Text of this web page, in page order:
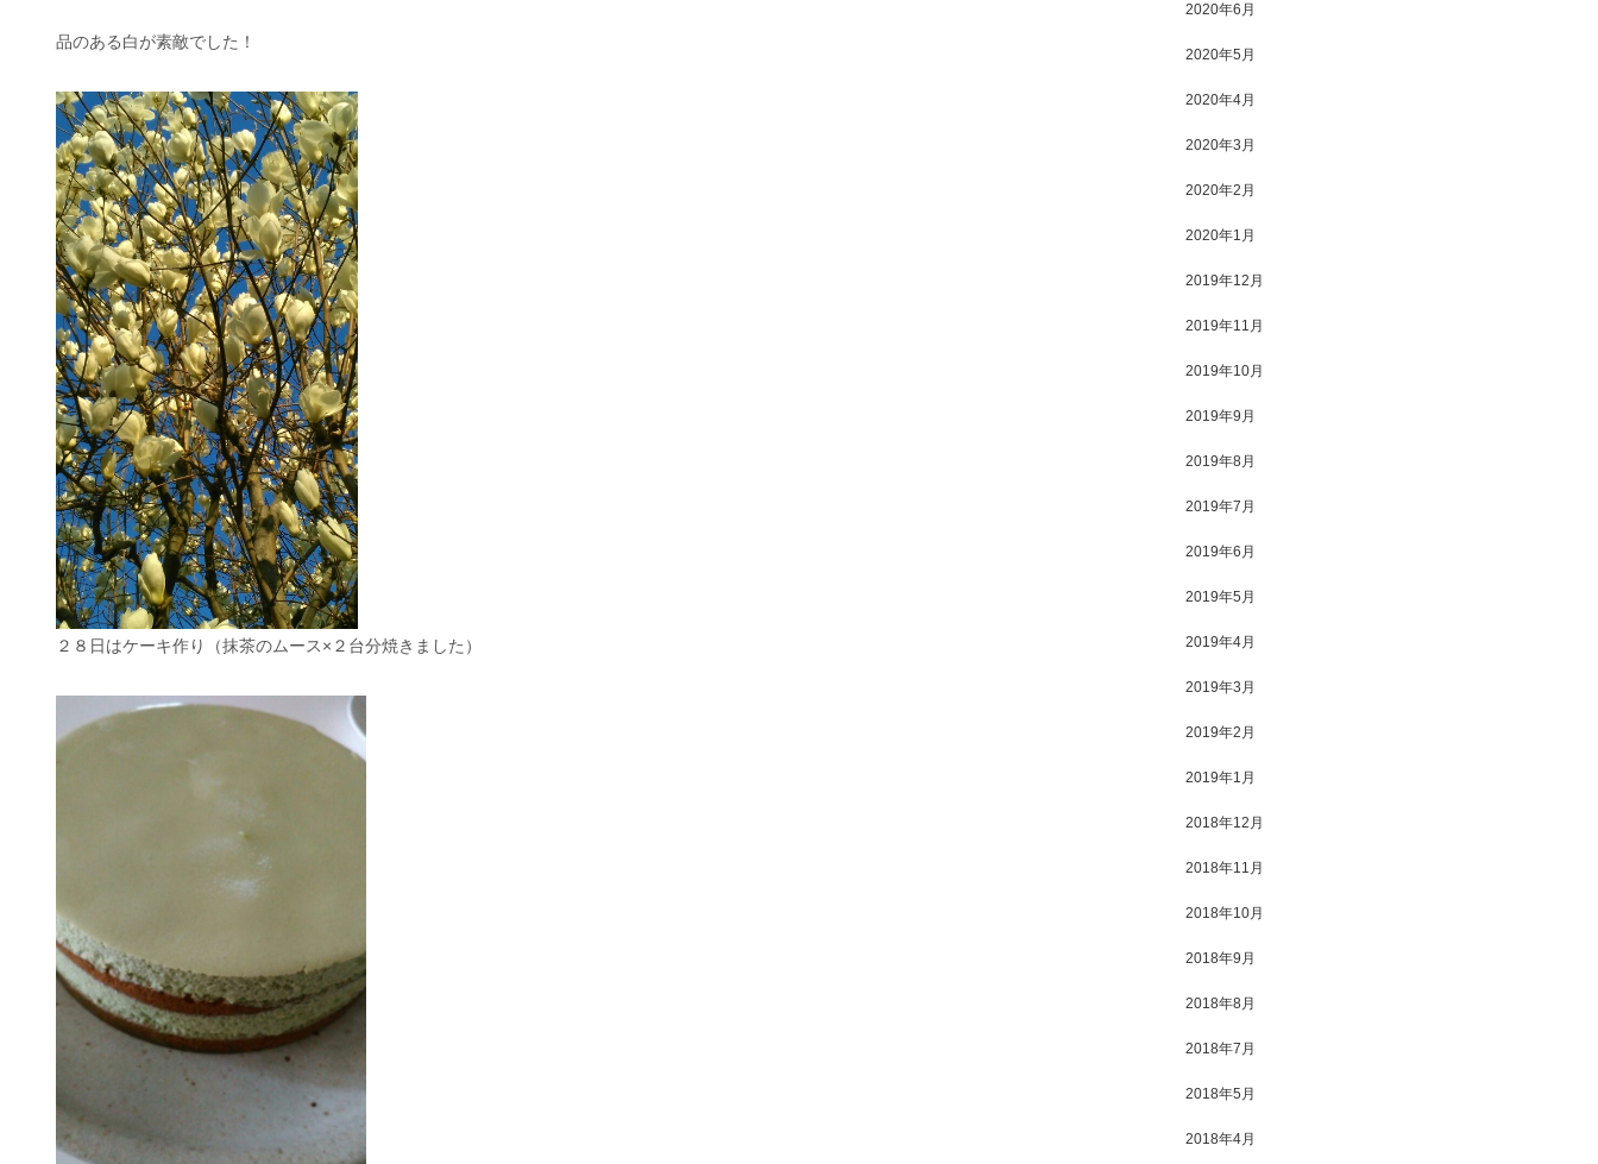
品のある白が素敵でした！
２８日はケーキ作り（抹茶のムース×２台分焼きました）
2020年6月
2020年5月
2020年4月
2020年3月
2020年2月
2020年1月
2019年12月
2019年11月
2019年10月
2019年9月
2019年8月
2019年7月
2019年6月
2019年5月
2019年4月
2019年3月
2019年2月
2019年1月
2018年12月
2018年11月
2018年10月
2018年9月
2018年8月
2018年7月
2018年5月
2018年4月